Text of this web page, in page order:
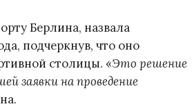
Берлина, назвала
подчеркнув, что оно
столицы. «Это решение
заявки на проведение